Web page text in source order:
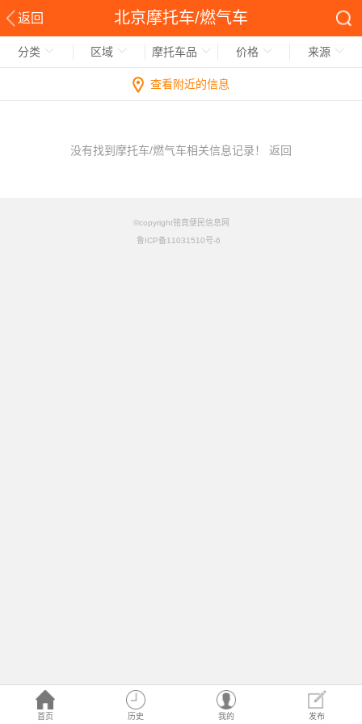
返回 北京摩托车/燃气车
首页 历史 我的 发布
分类 区域 摩托车品 价格 来源
查看附近的信息
没有找到摩托车/燃气车相关信息记录！ 返回
©copyright铭竟便民信息网
鲁ICP备11031510号-6